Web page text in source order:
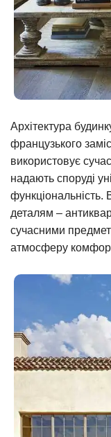
Архітектура
французького
використовує
надають споруді
функціональність.
деталям –
сучасними
атмосферу